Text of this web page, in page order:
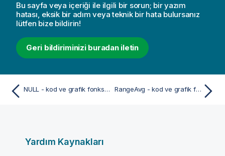
Bu sayfa veya içeriği ile ilgili bir sorun; bir yazım
hatası, eksik bir adım veya teknik bir hata bulursanız
lütfen bize bildirin!
Geri bildiriminizi buradan iletin
NULL - kod ve grafik fonksiyonu RangeAvg - kod ve grafik fonksiyonu
Yardım Kaynakları